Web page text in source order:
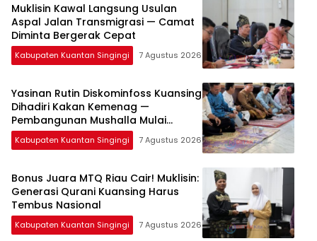
Muklisin Kawal Langsung Usulan
Aspal Jalan Transmigrasi — Camat
Diminta Bergerak Cepat
Kabupaten Kuantan Singingi 7 Agustus 2026
Yasinan Rutin Diskominfoss Kuansing
Dihadiri Kakan Kemenag —
Pembangunan Mushalla Mulai
Dirancang
Kabupaten Kuantan Singingi 7 Agustus 2026
Bonus Juara MTQ Riau Cair! Muklisin:
Generasi Qurani Kuansing Harus
Tembus Nasional
Kabupaten Kuantan Singingi 7 Agustus 2026